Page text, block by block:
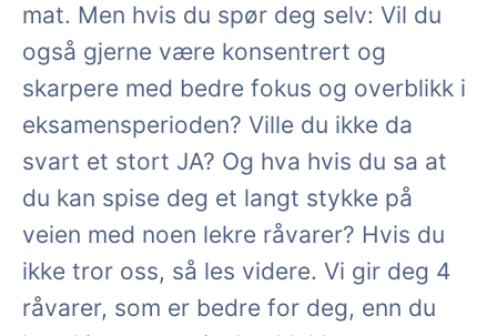
mat. Men hvis du spør deg selv: Vil du
også gjerne være konsentrert og
skarpere med bedre fokus og overblikk i
eksamensperioden? Ville du ikke da
svart et stort JA? Og hva hvis du sa at
du kan spise deg et langt stykke på
veien med noen lekre råvarer? Hvis du
ikke tror oss, så les videre. Vi gir deg 4
råvarer, som er bedre for deg, enn du